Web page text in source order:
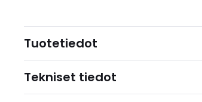
Tuotetiedot
Tekniset tiedot